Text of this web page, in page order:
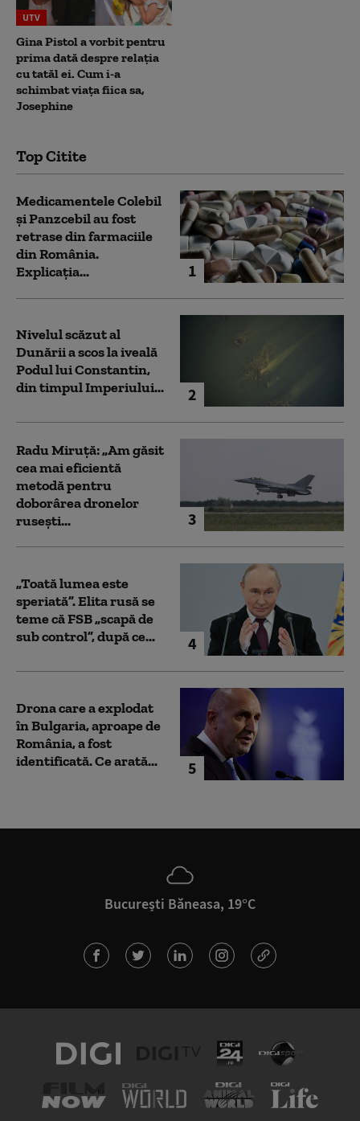
UTV
Gina Pistol a vorbit pentru
prima dată despre relația
cu tatăl ei. Cum i-a
schimbat viața fiica sa,
Josephine
Top Citite
1
Medicamentele Colebil
și Panzcebil au fost
retrase din farmaciile
din România.
Explicația...
2
Nivelul scăzut al
Dunării a scos la iveală
Podul lui Constantin,
din timpul Imperiului...
3
Radu Miruță: „Am găsit
cea mai eficientă
metodă pentru
doborârea dronelor
rusești...
4
„Toată lumea este
speriată”. Elita rusă se
teme că FSB „scapă de
sub control”, după ce...
5
Drona care a explodat
în Bulgaria, aproape de
România, a fost
identificată. Ce arată...
București Băneasa, 19°C